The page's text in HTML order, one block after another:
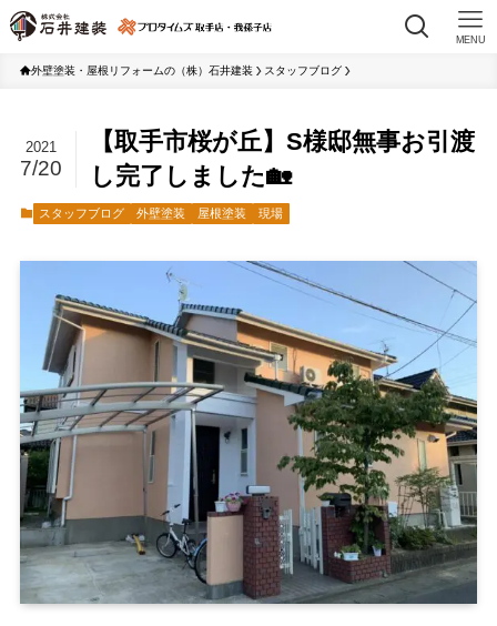
MENU
外壁塗装・屋根リフォームの（株）石井建装 スタッフブログ
【取手市桜が丘】S様邸無事お引渡
し完了しました🏡
2021
7/20
スタッフブログ 外壁塗装 屋根塗装 現場